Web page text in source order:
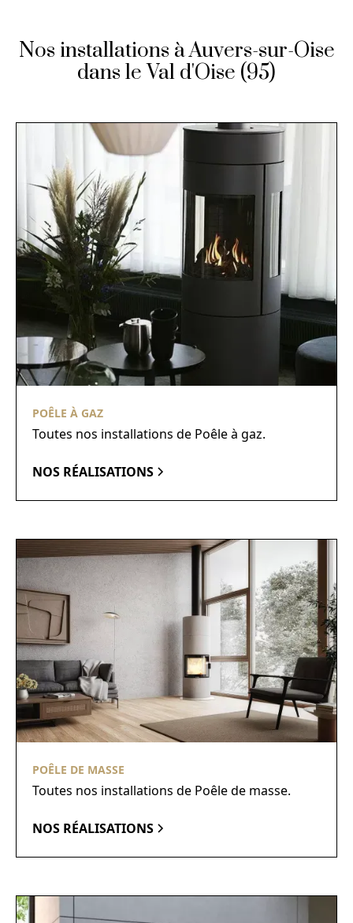
Nos installations à Auvers-sur-Oise
dans le Val d'Oise (95)
POÊLE À GAZ
Toutes nos installations de Poêle à gaz.
NOS RÉALISATIONS
POÊLE DE MASSE
Toutes nos installations de Poêle de masse.
NOS RÉALISATIONS